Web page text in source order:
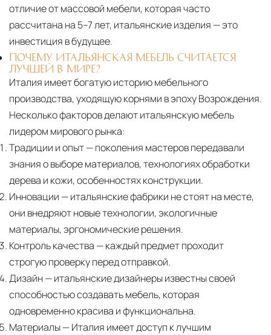
отличие от массовой мебели, которая часто
рассчитана на 5–7 лет, итальянские изделия — это
инвестиция в будущее.
ПОЧЕМУ ИТАЛЬЯНСКАЯ МЕБЕЛЬ СЧИТАЕТСЯ
ЛУЧШЕЙ В МИРЕ?
Италия имеет богатую историю мебельного
производства, уходящую корнями в эпоху Возрождения.
Несколько факторов делают итальянскую мебель
лидером мирового рынка:
Традиции и опыт— поколения мастеров передавали
знания о выборе материалов, технологиях обработки
дерева и кожи, особенностях конструкции.
Инновации — итальянские фабрики не стоят на месте,
они внедряют новые технологии, экологичные
материалы, эргономические решения.
Контроль качества — каждый предмет проходит
строгую проверку перед отправкой.
Дизайн— итальянские дизайнеры известны своей
способностью создавать мебель, которая
одновременно красива и функциональна.
Материалы— Италия имеет доступ к лучшим